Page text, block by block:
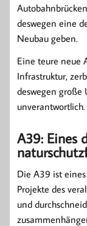
deswegen eine
Neubau geben.
Eine teure neue
Infrastruktur,
deswegen große
unverantwortlich.
A39: Eines
Die A39 ist
Projekte des
und